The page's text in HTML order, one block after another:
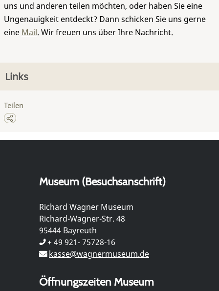
uns und anderen teilen möchten, oder haben Sie eine
Ungenauigkeit entdeckt? Dann schicken Sie uns gerne
eine Mail. Wir freuen uns über Ihre Nachricht.
Links
Teilen
Museum (Besuchsanschrift)
Richard Wagner Museum
Richard-Wagner-Str. 48
95444 Bayreuth
+ 49 921- 75728-16
kasse@wagnermuseum.de
Öffnungszeiten Museum